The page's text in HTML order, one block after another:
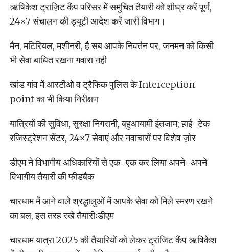
ऋषिकेश ट्राज़िट कैंप परिसर में समुचित तैयारी को शीघ्र करें पूर्ण,
24×7 संचालन की ड्यूटी आदेश करें जारी विभाग।
मैन, मटिरियल, मशीनरी, है सब आपके निवर्तन पर, जनमन को किसी
भी सेवा बाधित रखना गवारा नही
खांड गांव में आरटीओ व ट्रैफिक पुलिस के Interception
point का भी किया निरीक्षण
यात्रियों की सुविधा, सुरक्षा निगरानी, बहुआयामी इंतजाम; हाई-टेक
रजिस्ट्रेशन सेंटर, 24×7 सेवाएं और नवाचारों पर विशेष ज़ोर
डीएम ने विभागीय अधिकारियों से एक-एक कर लिया अपने-अपने
विभागीय तैयारी की फीडबैक
चारधाम में आने वाले श्रद्धालुओं में आपके सेवा को मिले स्मरण रखने
का बल, इस तरह रखे तैयारीःडीएम
चारधाम यात्रा 2025 की तैयारियों को लेकर ट्रांजिट कैंप ऋषिकेश